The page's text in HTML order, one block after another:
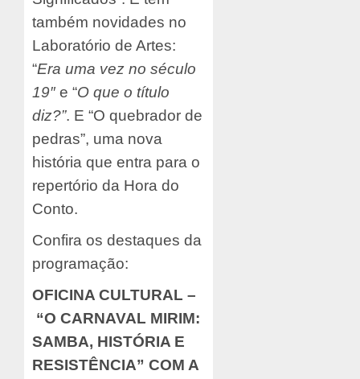
também novidades no
Laboratório de Artes:
“Era uma vez no século
19″ e “O que o título
diz?”. E “O quebrador de
pedras”, uma nova
história que entra para o
repertório da Hora do
Conto.
Confira os destaques da
programação:
OFICINA CULTURAL –
“O CARNAVAL MIRIM:
SAMBA, HISTÓRIA E
RESISTÊNCIA” COM A